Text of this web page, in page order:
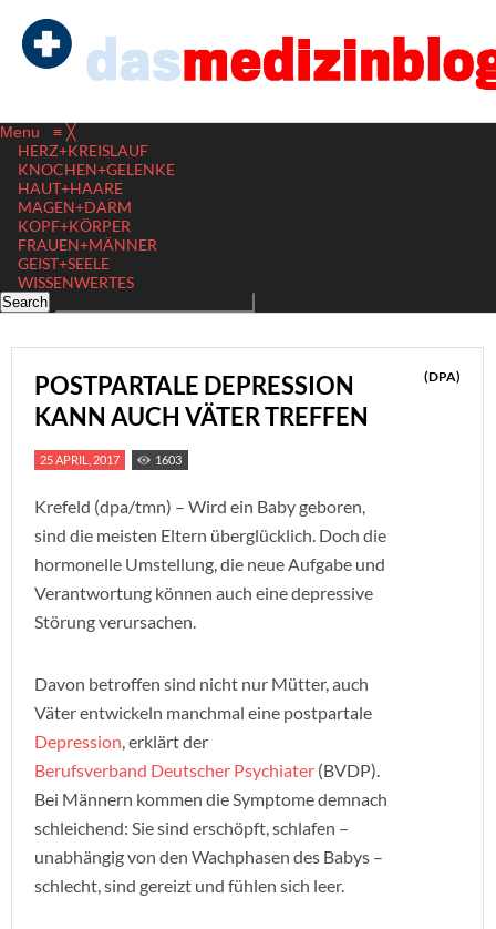
Menu ≡ ╳
HERZ+KREISLAUF
KNOCHEN+GELENKE
HAUT+HAARE
MAGEN+DARM
KOPF+KÖRPER
FRAUEN+MÄNNER
GEIST+SEELE
WISSENWERTES
POSTPARTALE DEPRESSION
KANN AUCH VÄTER TREFFEN
(DPA)
25 APRIL, 2017 1603
Krefeld (dpa/tmn) – Wird ein Baby geboren,
sind die meisten Eltern überglücklich. Doch die
hormonelle Umstellung, die neue Aufgabe und
Verantwortung können auch eine depressive
Störung verursachen.
Davon betroffen sind nicht nur Mütter, auch
Väter entwickeln manchmal eine postpartale
Depression, erklärt der
Berufsverband Deutscher Psychiater (BVDP).
Bei Männern kommen die Symptome demnach
schleichend: Sie sind erschöpft, schlafen –
unabhängig von den Wachphasen des Babys –
schlecht, sind gereizt und fühlen sich leer.